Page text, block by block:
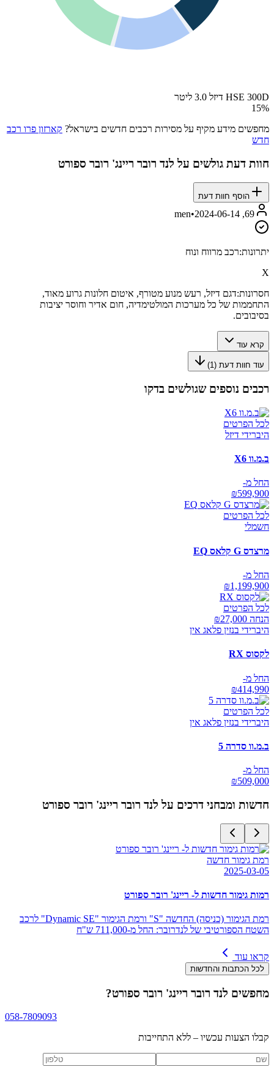
HSE 300D דיזל 3.0 ליטר
15%
מחפשים מידע מקיף על מסירות רכבים חדשים בישראל? קארזון פרו רכב
חדש
חוות דעת גולשים על לנד רובר ריינג' רובר ספורט
הוסף חוות דעת
69, men
•2024-06-14
יתרונות:רכב מרווח ונוח
X
חסרונות:דגם דיזל, רעש מנוע מטורף, איטום חלונות גרוע מאוד,
התחממות של כל מערכות המולטימדיה, חום אדיר וחוסר יציבות
בסיבובים.
קרא עוד
עוד חוות דעת (1
)
רכבים נוספים שגולשים בדקו
לכל הפרטים
היברידי דיזל
ב.מ.וו X6
החל מ-
₪599,900
לכל הפרטים
חשמלי
מרצדס G קלאס EQ
החל מ-
₪1,199,900
לכל הפרטים
הנחה ₪ 27,000
היברידי בנזין פלאג אין
לקסוס RX
החל מ-
₪414,990
לכל הפרטים
היברידי בנזין פלאג אין
ב.מ.וו סדרה 5
החל מ-
₪509,000
חדשות ומבחני דרכים על לנד רובר ריינג' רובר ספורט
רמת גימור חדשה
2025-03-05
רמות גימור חדשות ל- ריינג' רובר ספורט
רמת הגימור (כניסה) החדשה "S" ורמת הגימור "Dynamic SE" לרכב
השטח הספורטיבי של לנדרובר: החל מ-711,000 ש"ח
קראו עוד
לכל הכתבות והחדשות
מחפשים לנד רובר ריינג' רובר ספורט?
058-7809093
קבלו הצעות עכשיו – ללא התחייבות